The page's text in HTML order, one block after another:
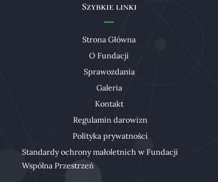
Szybkie linki
Strona Główna
O Fundacji
Sprawozdania
Galeria
Kontakt
Regulamin darowizn
Polityka prywatności
Standardy ochrony małoletnich w Fundacji
Wspólna Przestrzeń